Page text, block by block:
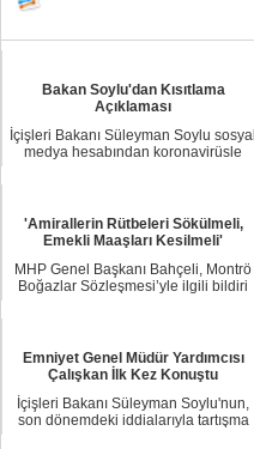
Bakan Soylu'dan Kısıtlama
Açıklaması
İçişleri Bakanı Süleyman Soylu sosyal
medya hesabından koronavirüsle
'Amirallerin Rütbeleri Sökülmeli,
Emekli Maaşları Kesilmeli'
MHP Genel Başkanı Bahçeli, Montrö
Boğazlar Sözleşmesi’yle ilgili bildiri
Emniyet Genel Müdür Yardımcısı
Çalışkan İlk Kez Konuştu
İçişleri Bakanı Süleyman Soylu'nun,
son dönemdeki iddialarıyla tartışma